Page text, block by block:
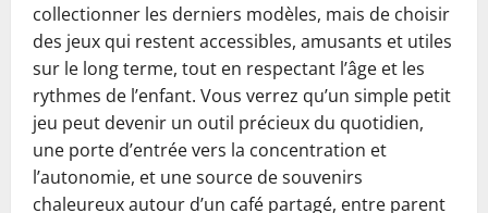
collectionner les derniers modèles, mais de choisir
des jeux qui restent accessibles, amusants et utiles
sur le long terme, tout en respectant l’âge et les
rythmes de l’enfant. Vous verrez qu’un simple petit
jeu peut devenir un outil précieux du quotidien,
une porte d’entrée vers la concentration et
l’autonomie, et une source de souvenirs
chaleureux autour d’un café partagé, entre parent